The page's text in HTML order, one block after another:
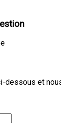
dessous et